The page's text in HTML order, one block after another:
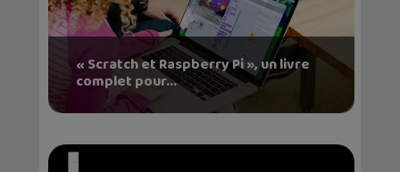
« Scratch et Raspberry Pi », un livre
complet pour...